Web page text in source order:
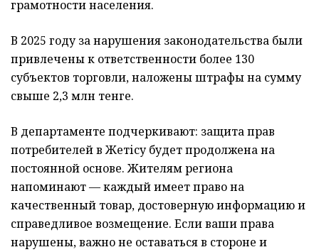
грамотности населения.
В 2025 году за нарушения законодательства были
привлечены к ответственности более 130
субъектов торговли, наложены штрафы на сумму
свыше 2,3 млн тенге.
В департаменте подчеркивают: защита прав
потребителей в Жетісу будет продолжена на
постоянной основе. Жителям региона
напоминают — каждый имеет право на
качественный товар, достоверную информацию и
справедливое возмещение. Если ваши права
нарушены, важно не оставаться в стороне и